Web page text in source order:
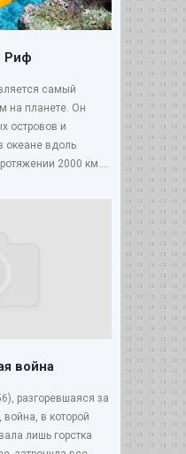
Риф
самый
на планете. Он
островов и
океане вдоль
2000 км....
война
разгоревшаяся за
в которой
лишь горстка